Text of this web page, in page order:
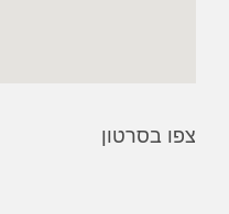
צפו בסרטון